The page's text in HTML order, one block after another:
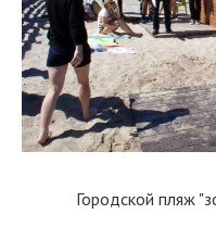
Городской пляж